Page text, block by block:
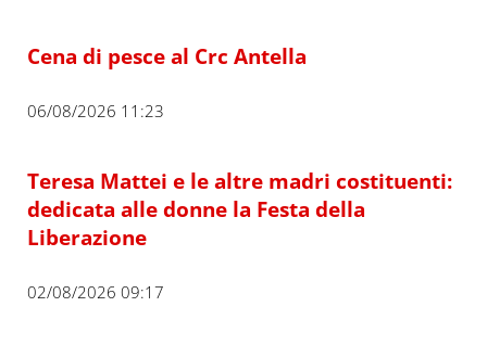
Cena di pesce al Crc Antella
06/08/2026 11:23
Teresa Mattei e le altre madri costituenti:
dedicata alle donne la Festa della
Liberazione
02/08/2026 09:17